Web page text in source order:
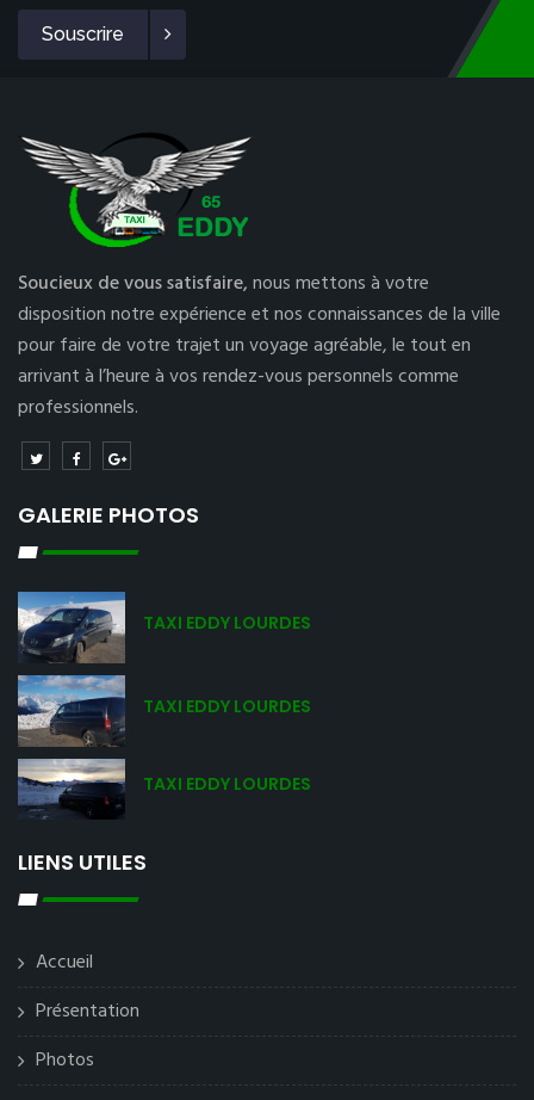
Souscrire
Soucieux de vous satisfaire,nous mettons à votre
disposition notre expérience et nos connaissances de la ville
pour faire de votre trajet un voyage agréable, le tout en
arrivant à l’heure à vos rendez-vous personnels comme
professionnels.
GALERIE PHOTOS
TAXI EDDY LOURDES
TAXI EDDY LOURDES
TAXI EDDY LOURDES
LIENS UTILES
Accueil
Présentation
Photos